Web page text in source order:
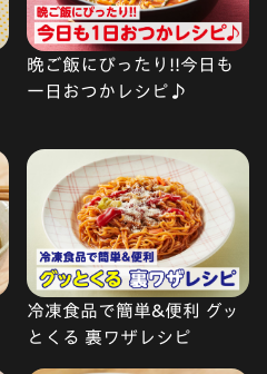
晩ご飯にぴったり!!今日も
一日おつかレシピ♪
冷凍食品で簡単&便利 グッ
とくる 裏ワザレシピ